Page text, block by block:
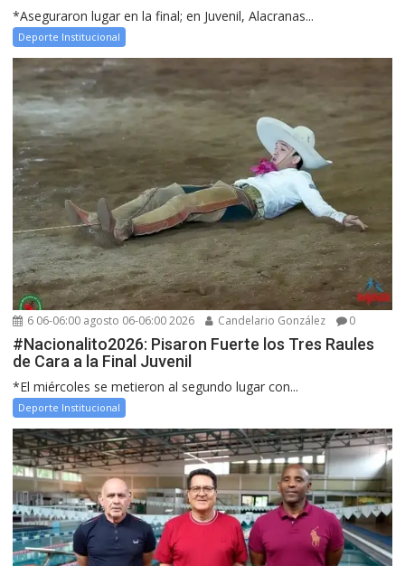
*Aseguraron lugar en la final; en Juvenil, Alacranas...
Deporte Institucional
6 06-06:00 agosto 06-06:00 2026 Candelario González 0
#Nacionalito2026: Pisaron Fuerte los Tres Raules
de Cara a la Final Juvenil
*El miércoles se metieron al segundo lugar con...
Deporte Institucional